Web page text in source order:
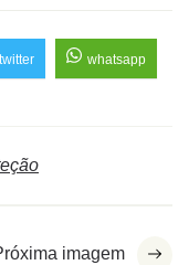
twitter whatsapp
imagem